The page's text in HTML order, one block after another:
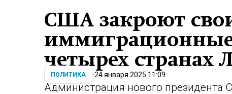
США закроют
иммиграционные
четырех странах
ПОЛИТИКА 24 января 2025 11:09
Администрация нового президента